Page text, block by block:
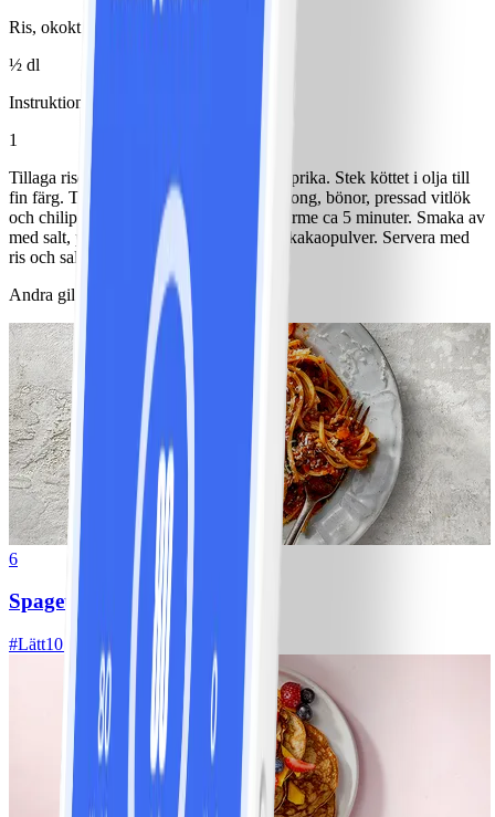
Ris, okokt
½ dl
Instruktioner
1
Tillaga riset enl. förp. Strimla biff och paprika. Stek köttet i olja till
fin färg. Tillsätt paprika, tomatkross, buljong, bönor, pressad vitlök
och chilipulver. Låt det puttra på svag värme ca 5 minuter. Smaka av
med salt, peppar och eventuellt en nypa kakaopulver. Servera med
ris och sallad.
Andra gillade också
6
Spagetti med köttfärssås
#Lätt10 MIN